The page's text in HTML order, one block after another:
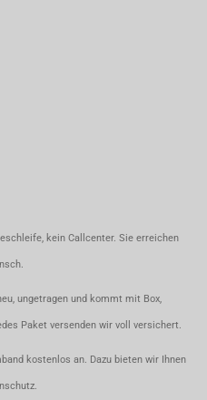
kein Callcenter. Sie erreichen
ungetragen und kommt mit Box,
Paket versenden wir voll versichert.
kostenlos an. Dazu bieten wir Ihnen